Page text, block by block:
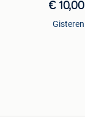
€ 10,00
Gisteren